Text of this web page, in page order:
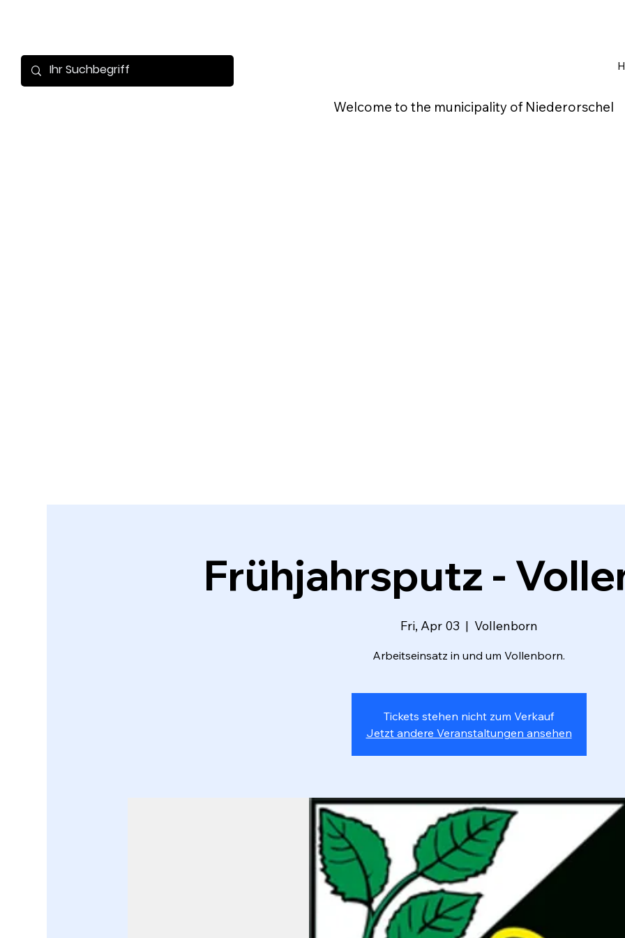
Welcome to the municipality of Niederorschel
Frühjahrsputz -
Fri, Apr 03
  |
Vollenborn
Arbeitseinsatz in und um Vollenborn.
Tickets stehen nicht zum Verkauf
Jetzt andere Veranstaltungen ansehen